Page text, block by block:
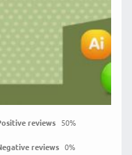
reviews 50%
reviews 0%